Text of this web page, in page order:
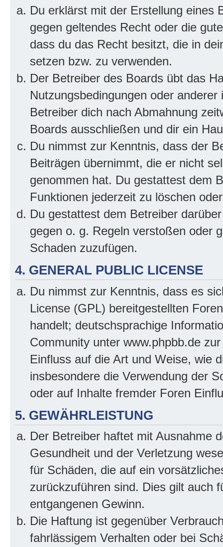
Du erklärst mit der Erstellung eines
gegen geltendes Recht oder die
dass du das Recht besitzt, die in
setzen bzw. zu verwenden.
Der Betreiber des Boards übt das
Nutzungsbedingungen oder
Betreiber dich nach Abmahnung
Boards ausschließen und dir ein
Du nimmst zur Kenntnis, dass der
Beiträgen übernimmt, die er nicht
genommen hat. Du gestattest dem
Funktionen jederzeit zu löschen
Du gestattest dem Betreiber
gegen o. g. Regeln verstoßen oder
Schaden zuzufügen.
4. GENERAL PUBLIC LICENSE
Du nimmst zur Kenntnis, dass es
License (GPL) bereitgestellten
handelt; deutschsprachige
Community unter www.phpbb.de
Einfluss auf die Art und Weise, wie
insbesondere die Verwendung der
oder auf Inhalte fremder Foren
5. GEWÄHRLEISTUNG
Der Betreiber haftet mit Ausnahme
Gesundheit und der Verletzung
für Schäden, die auf ein
zurückzuführen sind. Dies gilt auch
entgangenen Gewinn.
Die Haftung ist gegenüber
fahrlässigem Verhalten oder bei